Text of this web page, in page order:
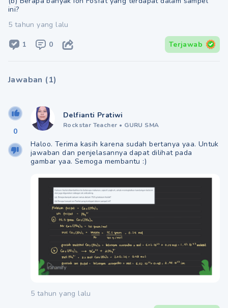
ini?
5 tahun yang lalu
1 0 Terjawab
Jawaban (1)
0
Delfianti Pratiwi
Rockstar Teacher • GURU SMA
Haloo. Terima kasih karena sudah bertanya yaa. Untuk
jawaban dan penjelasannya dapat dilihat pada
gambar yaa. Semoga membantu :)
5 tahun yang lalu